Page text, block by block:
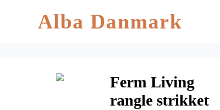
Alba Danmark
Ferm Living
rangle strikket